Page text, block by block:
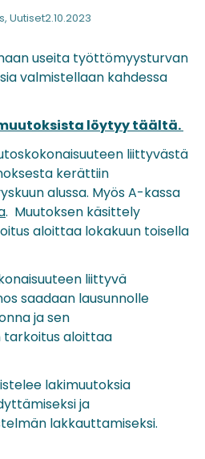
, Uutiset2.10.2023
useita työttömyysturvan
valmistellaan kahdessa
löytyy täältä.
liittyvästä
kerättiin
alussa. Myös A-kassa
. Muutoksen käsittely
aloittaa lokakuun toisella
liittyvä
saadaan lausunnolle
ja sen
tarkoitus aloittaa
lakimuutoksia
ja
lakkauttamiseksi.